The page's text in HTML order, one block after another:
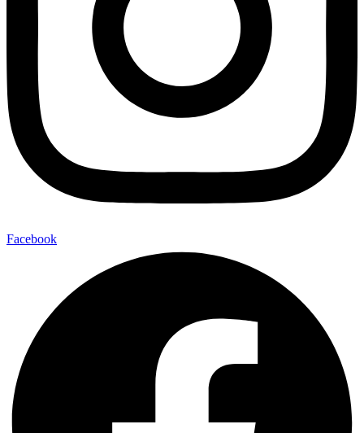
Facebook